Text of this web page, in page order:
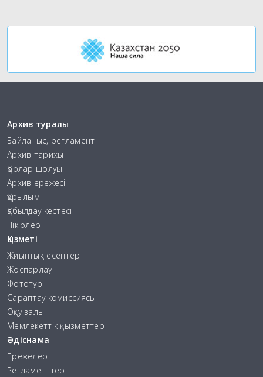
Архив туралы
Байланыс, регламент
Архив тарихы
Қорлар шолуы
Архив ережесі
Құрылым
Қабылдау кестесі
Пікірлер
Қызметі
Жиынтық есептер
Жоспарлау
Фототур
Сараптау комиссиясы
Оқу залы
Мемлекеттік қызметтер
Әдіснама
Ережелер
Регламенттер